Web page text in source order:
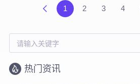
1 2 3 4
热门资讯